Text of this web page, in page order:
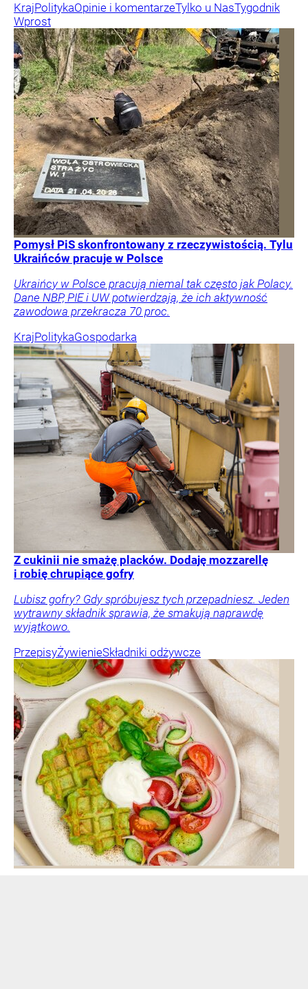
KrajPolitykaOpinie i komentarzeTylko u NasTygodnik
Wprost
Pomysł PiS skonfrontowany z rzeczywistością. Tylu
Ukraińców pracuje w Polsce
Ukraińcy w Polsce pracują niemal tak często jak Polacy.
Dane NBP, PIE i UW potwierdzają, że ich aktywność
zawodowa przekracza 70 proc.
KrajPolitykaGospodarka
Z cukinii nie smażę placków. Dodaję mozzarellę
i robię chrupiące gofry
Lubisz gofry? Gdy spróbujesz tych przepadniesz. Jeden
wytrawny składnik sprawia, że smakują naprawdę
wyjątkowo.
PrzepisyŻywienieSkładniki odżywcze